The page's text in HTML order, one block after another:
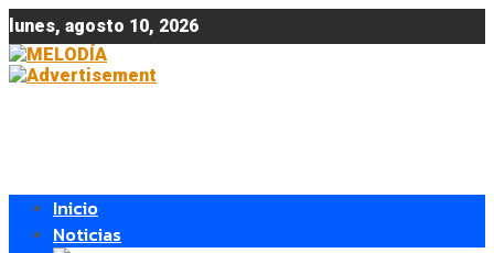
lunes, agosto 10, 2026
Inicio
Noticias